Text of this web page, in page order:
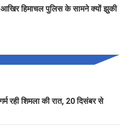
आखिर हिमाचल पुलिस के सामने क्यों झुकी
रही शिमला की रात, 20 दिसंबर से